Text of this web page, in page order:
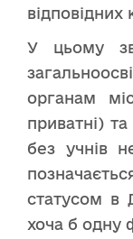
відповідних
У цьому
органам
приватні)
без учнів
статусом в
хоча б одну